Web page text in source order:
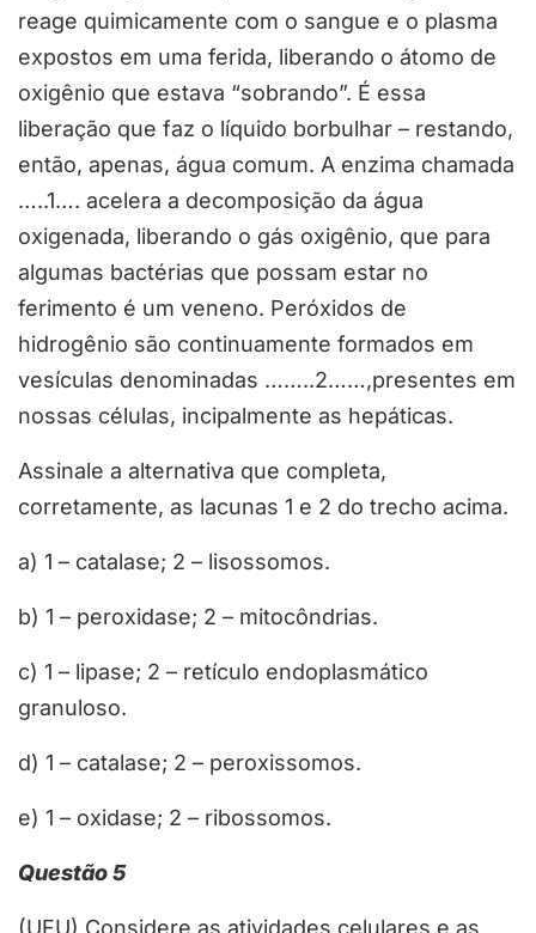
reage quimicamente com o sangue e o plasma
expostos em uma ferida, liberando o átomo de
oxigênio que estava “sobrando”. É essa
liberação que faz o líquido borbulhar – restando,
então, apenas, água comum. A enzima chamada
…..1…. acelera a decomposição da água
oxigenada, liberando o gás oxigênio, que para
algumas bactérias que possam estar no
ferimento é um veneno. Peróxidos de
hidrogênio são continuamente formados em
vesículas denominadas ……..2……,presentes em
nossas células, incipalmente as hepáticas.
Assinale a alternativa que completa,
corretamente, as lacunas 1 e 2 do trecho acima.
a) 1 – catalase; 2 – lisossomos.
b) 1 – peroxidase; 2 – mitocôndrias.
c) 1 – lipase; 2 – retículo endoplasmático
granuloso.
d) 1 – catalase; 2 – peroxissomos.
e) 1 – oxidase; 2 – ribossomos.
Questão 5
(UFU) Considere as atividades celulares e as